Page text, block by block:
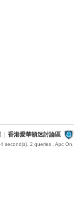
香港愛華頓迷討論區
second(s), 2 queries , Apc On.